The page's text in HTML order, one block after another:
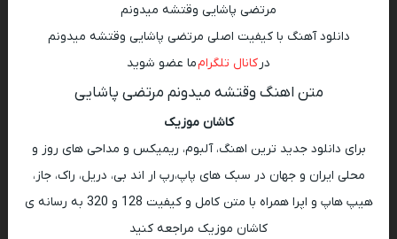
مرتضی پاشایی وقتشه میدونم
دانلود آهنگ با کیفیت اصلی مرتضی پاشایی وقتشه میدونم
در کانال تلگرامما عضو شوید
متن اهنگ وقتشه میدونم مرتضی پاشایی
کاشان موزیک
برای دانلود جدید ترین اهنگ، آلبوم، ریمیکس و مداحی های روز و
محلی ایران و جهان در سبک های پاپ،رپ ار اند بی، دریل، راک، جاز،
هیپ هاپ و اپرا همراه با متن کامل و کیفیت 128 و 320 به رسانه ی
کاشان موزیک مراجعه کنید